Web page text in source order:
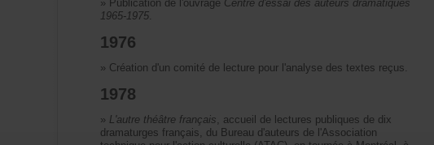
» Publicationdel'ouvrage Centred'essaidesauteursdramatiques
1965-1975.
1976
» Créationd'uncomitédelecturepourl'analysedestextesreçus.
1978
» L'autrethéâtrefrançais,accueildelecturespubliquesdedix
dramaturgesfrançais,duBureaud'auteursdel'Association